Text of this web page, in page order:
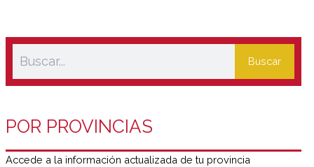
Buscar
POR PROVINCIAS
Accede a la información actualizada de tu provincia